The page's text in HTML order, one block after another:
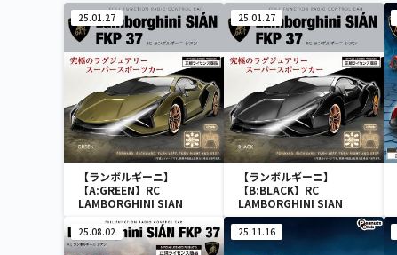
25.01.27
【ランボルギーニ】
【A:GREEN】RC
LAMBORGHINI SIAN
25.01.27
【ランボルギーニ】
【B:BLACK】RC
LAMBORGHINI SIAN
25.08.02 25.11.16